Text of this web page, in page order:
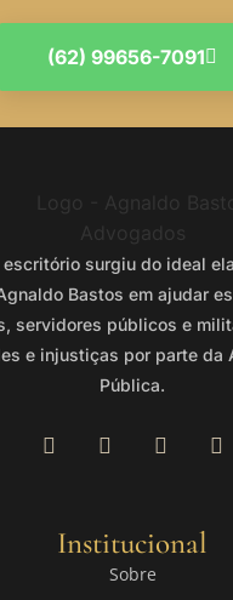
(62) 99656-7091
escritório surgiu do ideal
Bastos em ajudar
servidores públicos e
e injustiças por parte da
Pública.
Institucional
Sobre